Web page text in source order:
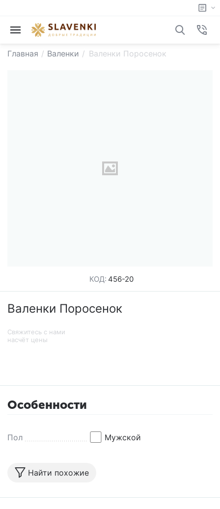
Главная / Валенки / Валенки Поросенок
КОД: 456-20
Валенки Поросенок
Свяжитесь с нами
насчёт цены
Особенности
Пол Мужской
Найти похожие